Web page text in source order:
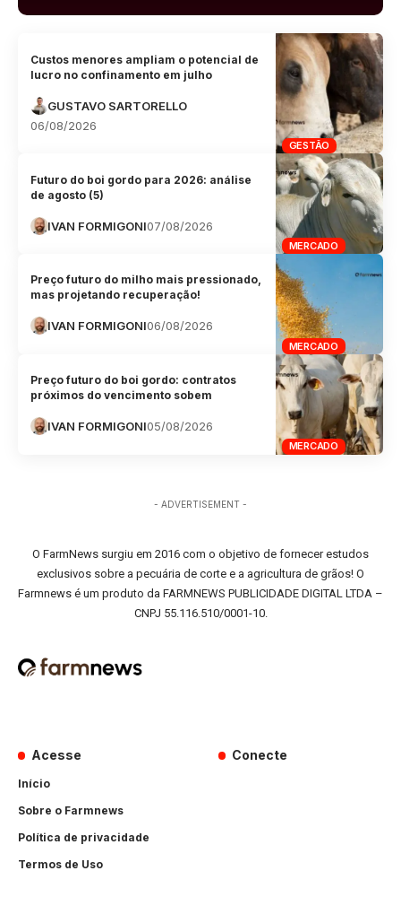
GESTÃO
Custos menores ampliam o potencial de
lucro no confinamento em julho
GUSTAVO SARTORELLO
06/08/2026
MERCADO
Futuro do boi gordo para 2026: análise
de agosto (5)
IVAN FORMIGONI07/08/2026
MERCADO
Preço futuro do milho mais pressionado,
mas projetando recuperação!
IVAN FORMIGONI06/08/2026
MERCADO
Preço futuro do boi gordo: contratos
próximos do vencimento sobem
IVAN FORMIGONI05/08/2026
- ADVERTISEMENT -
O FarmNews surgiu em 2016 com o objetivo de fornecer estudos
exclusivos sobre a pecuária de corte e a agricultura de grãos! O
Farmnews é um produto da FARMNEWS PUBLICIDADE DIGITAL LTDA –
CNPJ 55.116.510/0001-10.
Acesse
Início
Sobre o Farmnews
Política de privacidade
Termos de Uso
Conecte